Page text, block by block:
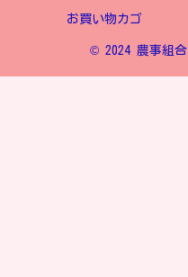
お買い物カゴ
© 2024 農事組